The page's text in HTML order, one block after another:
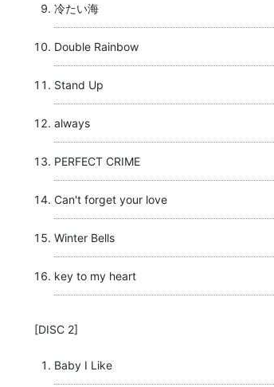
冷たい海
Double Rainbow
Stand Up
always
PERFECT CRIME
Can't forget your love
Winter Bells
key to my heart
[DISC 2]
Baby I Like